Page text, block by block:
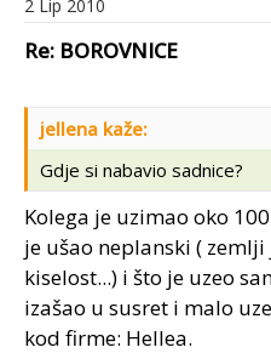
2 Lip 2010
Re: BOROVNICE
jellena kaže:
Gdje si nabavio sadnice?
Kolega je uzimao oko
je ušao neplanski (
kiselost...) i što je uzeo
izašao u susret i malo
kod firme: Hellea.